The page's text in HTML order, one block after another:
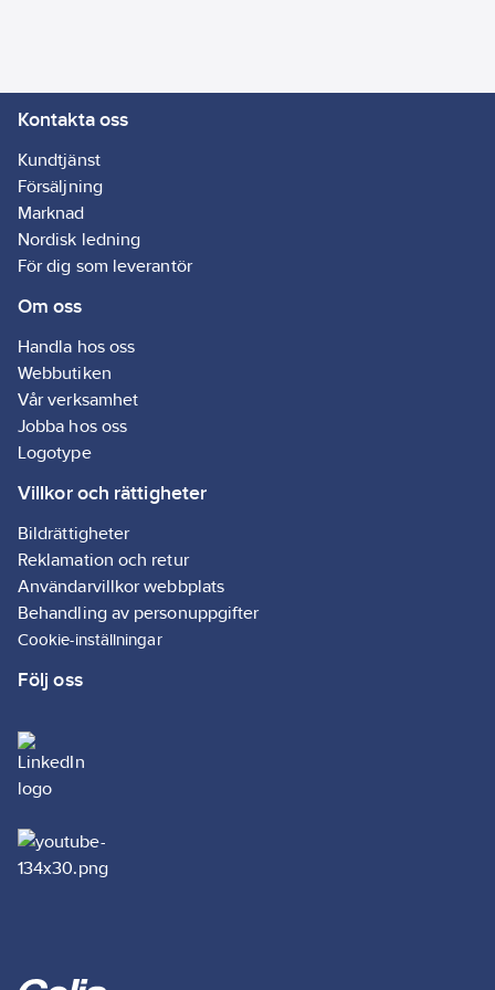
effekten som blir i
luften när en
syrabaserad produkt
sprayas och sprids i
rummet.
gammal kalk
rekommenderas
Norenco Glasförnyare
efter användning av
Effektiv
Kalkborttagare.
guld/silver dekor,
natursten, rostfritt
eller anodiserad
aluminium mfl
metaller.
Artikelnr: 84892515
Ean
Materialklass
Kontakta oss
Kundtjänst
Försäljning
Marknad
Nordisk ledning
För dig som leverantör
Om oss
Handla hos oss
Webbutiken
Vår verksamhet
Jobba hos oss
Logotype
Villkor och rättigheter
Bildrättigheter
Reklamation och retur
Användarvillkor webbplats
Behandling av personuppgifter
Cookie-inställningar
Följ oss